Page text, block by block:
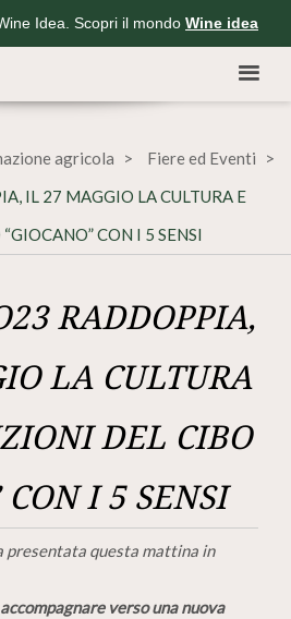
Idea. Scopri il mondo Wine idea
agricola
Fiere ed Eventi
IL 27 MAGGIO LA CULTURA E
CON I 5 SENSI
RADDOPPIA,
LA CULTURA
DEL CIBO
CON I 5 SENSI
presentata questa mattina in
verso una nuova